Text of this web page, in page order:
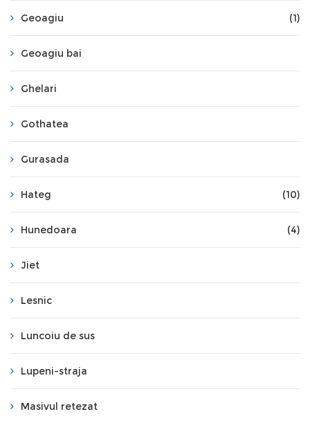
Geoagiu (1)
Geoagiu bai
Ghelari
Gothatea
Gurasada
Hateg (10)
Hunedoara (4)
Jiet
Lesnic
Luncoiu de sus
Lupeni-straja
Masivul retezat